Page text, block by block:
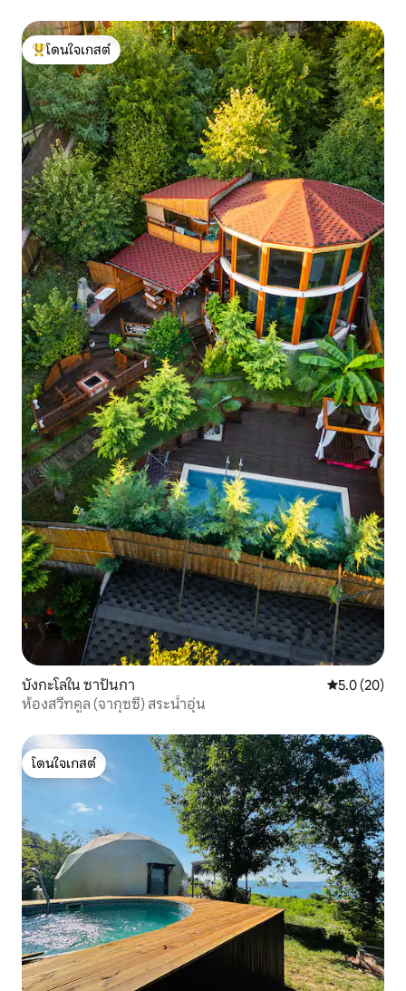
โดนใจเกสต์ที่สุด
โดนใจเกสต์
บังกะโลใน ซาปันกา คะแนนเฉลี่ย
5.0 (20)
ห้องสวีทคูล (จากุซซี่) สระน้ำอุ่น
โดนใจเกสต์
โดนใจเกสต์